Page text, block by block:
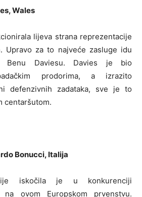
Wales
lijeva strana reprezentacije
Upravo za to najveće zasluge idu
Benu Daviesu. Davies je bio
prodorima, a izrazito
defenzivnih zadataka, sve je to
centaršutom.
Bonucci, Italija
iskočila je u konkurenciji
na ovom Europskom prvenstvu.